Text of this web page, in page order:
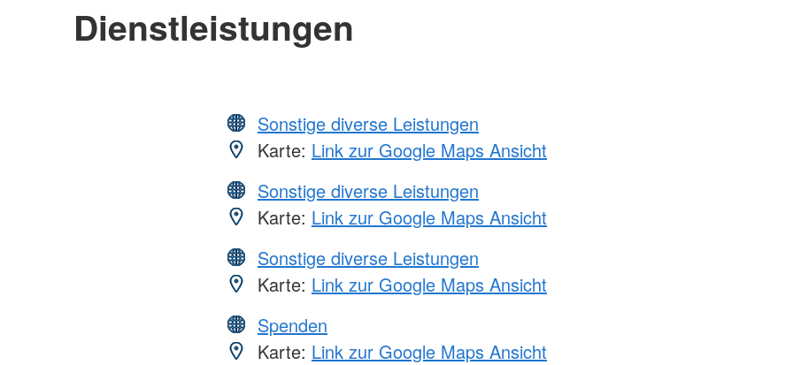
Dienstleistungen
Sonstige diverse Leistungen
Karte: Link zur Google Maps Ansicht
Sonstige diverse Leistungen
Karte: Link zur Google Maps Ansicht
Sonstige diverse Leistungen
Karte: Link zur Google Maps Ansicht
Spenden
Karte: Link zur Google Maps Ansicht